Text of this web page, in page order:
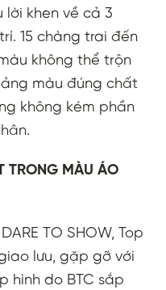
lời khen về cả 3
15 chàng trai đến
không thể trộn
màu đúng chất
không kém phần
TRONG MÀU ÁO
TO SHOW, Top
lưu, gặp gỡ với
hình do BTC sắp